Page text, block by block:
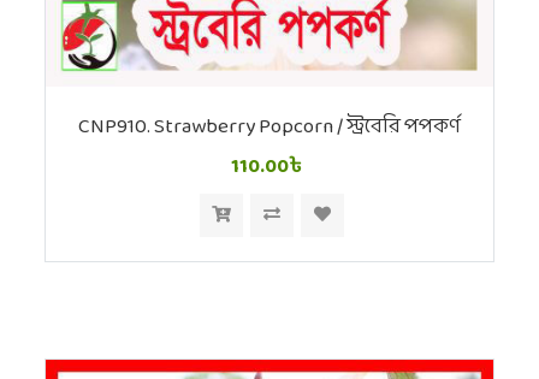
CNP910. Strawberry Popcorn / স্ট্রবেরি পপকর্ণ
110.00৳